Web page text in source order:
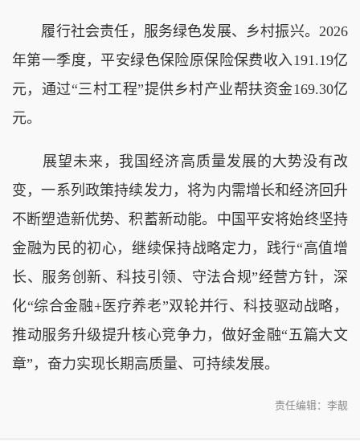
履行社会责任，服务绿色发展、乡村振兴。2026
年第一季度，平安绿色保险原保险保费收入191.19亿
元，通过“三村工程”提供乡村产业帮扶资金169.30亿
元。
展望未来，我国经济高质量发展的大势没有改
变，一系列政策持续发力，将为内需增长和经济回升
不断塑造新优势、积蓄新动能。中国平安将始终坚持
金融为民的初心，继续保持战略定力，践行“高值增
长、服务创新、科技引领、守法合规”经营方针，深
化“综合金融+医疗养老”双轮并行、科技驱动战略，
推动服务升级提升核心竞争力，做好金融“五篇大文
章”，奋力实现长期高质量、可持续发展。
责任编辑：李靓